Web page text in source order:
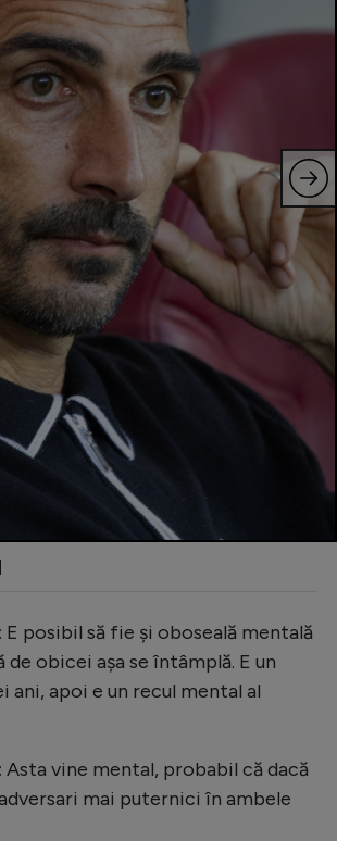
E posibil să fie și oboseală mentală
obicei așa se întâmplă. E un
ani, apoi e un recul mental al
Asta vine mental, probabil că dacă
mai puternici în ambele